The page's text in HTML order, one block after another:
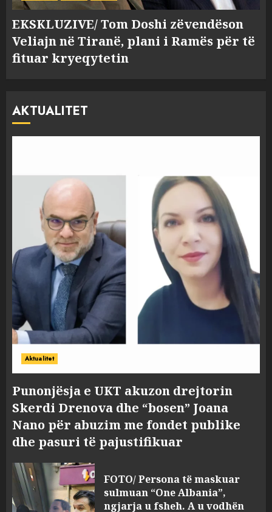
EKSKLUZIVE/ Tom Doshi zëvendëson
Veliajn në Tiranë, plani i Ramës për të
fituar kryeqytetin
AKTUALITET
Aktualitet
Punonjësja e UKT akuzon drejtorin
Skerdi Drenova dhe “bosen” Joana
Nano për abuzim me fondet publike
dhe pasuri të pajustifikuar
FOTO/ Persona të maskuar
sulmuan “One Albania”,
ngjarja u fsheh. A u vodhën